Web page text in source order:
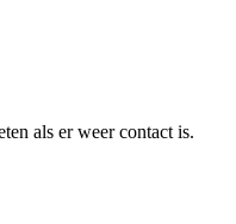
als er weer contact is.